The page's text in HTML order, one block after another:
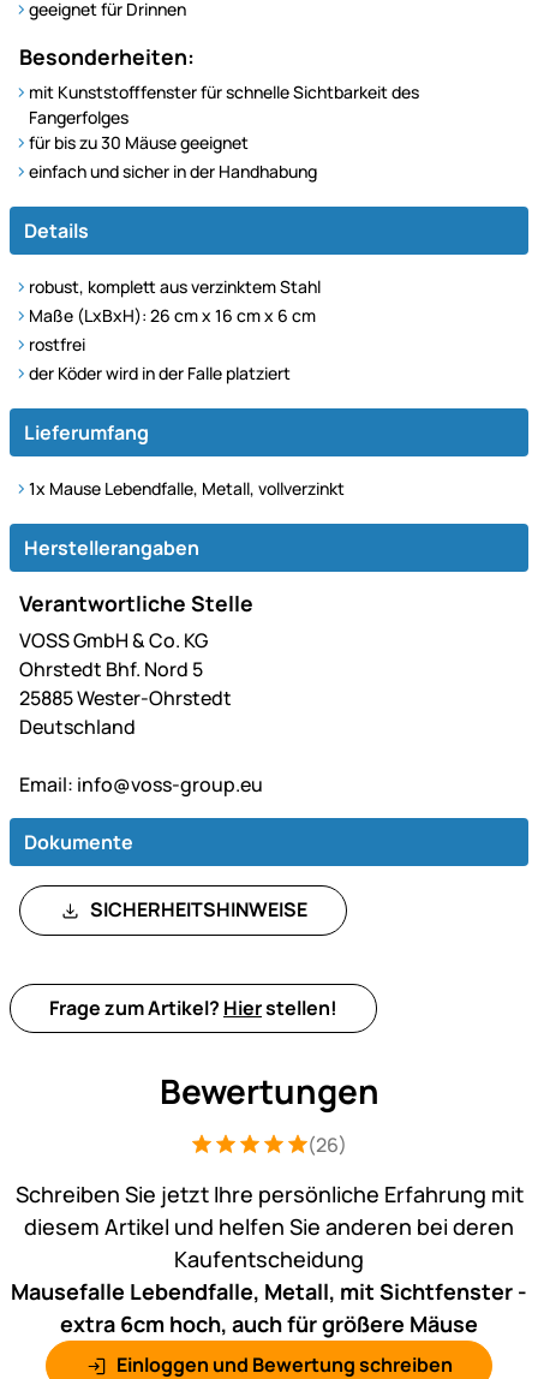
geeignet für Drinnen
Besonderheiten:
mit Kunststofffenster für schnelle Sichtbarkeit des
Fangerfolges
für bis zu 30 Mäuse geeignet
einfach und sicher in der Handhabung
Details
robust, komplett aus verzinktem Stahl
Maße (LxBxH): 26 cm x 16 cm x 6 cm
rostfrei
der Köder wird in der Falle platziert
Lieferumfang
1x Mause Lebendfalle, Metall, vollverzinkt
Herstellerangaben
Verantwortliche Stelle
VOSS GmbH & Co. KG
Ohrstedt Bhf. Nord 5
25885 Wester-Ohrstedt
Deutschland
Email: info@voss-group.eu
Dokumente
SICHERHEITSHINWEISE
Frage zum Artikel? Hierstellen!
Bewertungen
Bewertung: 5 von 5 (26 Bewertungen)
26 Bewertungen
(26)
Schreiben Sie jetzt Ihre persönliche Erfahrung mit
diesem Artikel und helfen Sie anderen bei deren
Kaufentscheidung
Mausefalle Lebendfalle, Metall, mit Sichtfenster -
extra 6cm hoch, auch für größere Mäuse
Einloggen und Bewertung schreiben